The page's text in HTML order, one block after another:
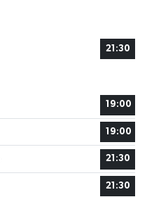
21:30
19:00
19:00
21:30
21:30